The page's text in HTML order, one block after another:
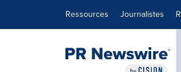
Ressources Journalistes